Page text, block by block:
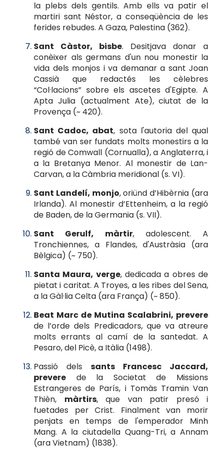
la plebs dels gentils. Amb ells va patir el
martiri sant Néstor, a conseqüència de les
ferides rebudes. A Gaza, Palestina (362).
Sant Càstor, bisbe. Desitjava donar a
conèixer als germans d'un nou monestir la
vida dels monjos i va demanar a sant Joan
Cassià que redactés les cèlebres
“Col·lacions” sobre els ascetes d'Egipte. A
Apta Julia (actualment Ate), ciutat de la
Provença (~ 420).
Sant Cadoc, abat, sota l'autoria del qual
també van ser fundats molts monestirs a la
regió de Comwall (Cornualla), a Anglaterra, i
a la Bretanya Menor. Al monestir de Lan-
Carvan, a la Càmbria meridional (s. VI).
Sant Landelí, monjo, oriünd d’Hibèrnia (ara
Irlanda). Al monestir d’Ettenheim, a la regió
de Baden, de la Germania (s. VII).
Sant Gerulf, màrtir, adolescent. A
Tronchiennes, a Flandes, d'Austràsia (ara
Bèlgica) (~ 750).
Santa Maura, verge, dedicada a obres de
pietat i caritat. A Troyes, a les ribes del Sena,
a la Gàl·lia Celta (ara França) (~ 850).
Beat Marc de Mutina Scalabrini, prevere
de l’orde dels Predicadors, que va atreure
molts errants al camí de la santedat. A
Pesaro, del Picè, a Itàlia (1498).
Passió dels sants Francesc Jaccard,
prevere de la Societat de Missions
Estrangeres de París, i Tomàs Tramin Van
Thièn, màrtirs, que van patir presó i
fuetades per Crist. Finalment van morir
penjats en temps de l'emperador Minh
Mang. A la ciutadella Quang-Tri, a Annam
(ara Vietnam) (1838).